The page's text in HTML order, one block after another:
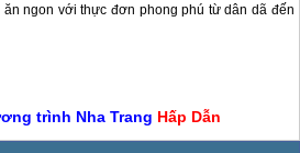
ngon với thực đơn phong phú từ dân dã đến
trình Nha Trang Hấp Dẫn